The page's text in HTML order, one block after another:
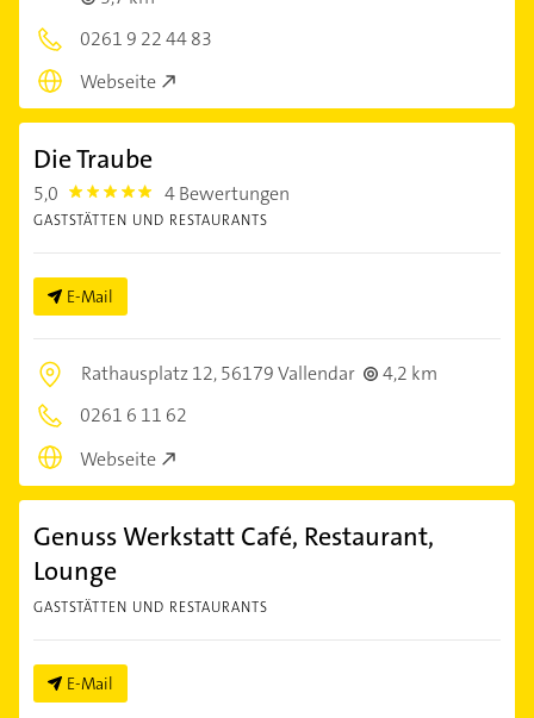
0261 9 22 44 83
Webseite
Die Traube
5,0 5.0 4 Bewertungen
GASTSTÄTTEN UND RESTAURANTS
E-Mail
Rathausplatz 12,56179 Vallendar
4,2 km
0261 6 11 62
Webseite
Genuss Werkstatt Café, Restaurant,
Lounge
GASTSTÄTTEN UND RESTAURANTS
E-Mail